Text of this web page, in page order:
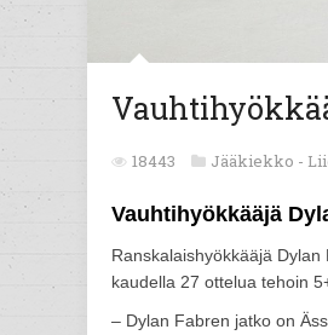
18443 Jääkiekko -
Vauhtihyökkääjä
Ranskalaishyökkääjä
kaudella 27 ottelua tehoin
– Dylan Fabren jatko on